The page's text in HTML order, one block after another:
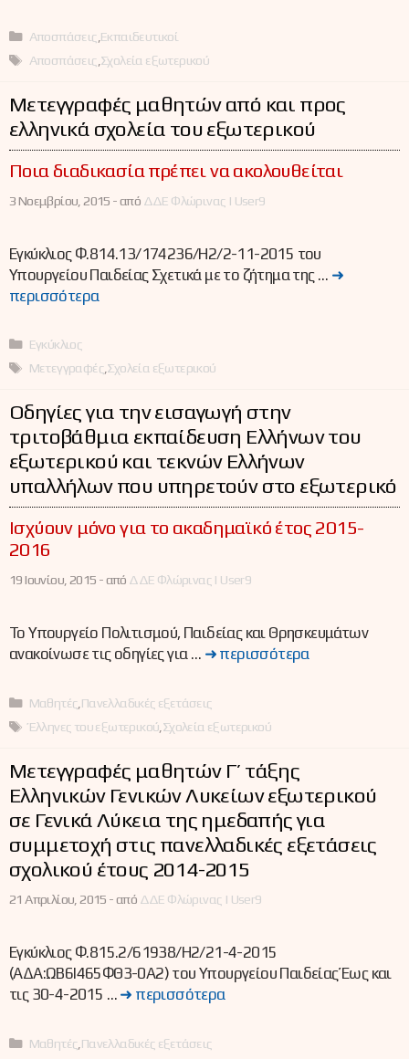
Κατηγορίες
Αποσπάσεις Εκπαιδευτικοί
Ετικέτες
Αποσπάσεις Σχολεία εξωτερικού
Μετεγγραφές μαθητών από και προς
ελληνικά σχολεία του εξωτερικού
Ποια διαδικασία πρέπει να ακολουθείται
3 Νοεμβρίου, 2015 -από ΔΔΕ Φλώρινας | User9
Εγκύκλιος Φ.814.13/174236/Η2/2-11-2015 του
Υπουργείου Παιδείας Σχετικά με το ζήτημα της … ➜
περισσότερα
Κατηγορίες
Εγκύκλιος
Ετικέτες
Μετεγγραφές Σχολεία εξωτερικού
Οδηγίες για την εισαγωγή στην
τριτοβάθμια εκπαίδευση Ελλήνων του
εξωτερικού και τεκνών Ελλήνων
υπαλλήλων που υπηρετούν στο εξωτερικό
Ισχύουν μόνο για το ακαδημαϊκό έτος 2015-
2016
19 Ιουνίου, 2015 -από ΔΔΕ Φλώρινας | User9
Το Υπουργείο Πολιτισμού, Παιδείας και Θρησκευμάτων
ανακοίνωσε τις οδηγίες για … ➜ περισσότερα
Κατηγορίες
Μαθητές Πανελλαδικές εξετάσεις
Ετικέτες
Έλληνες του εξωτερικού Σχολεία εξωτερικού
Mετεγγραφές μαθητών Γ’ τάξης
Ελληνικών Γενικών Λυκείων εξωτερικού
σε Γενικά Λύκεια της ημεδαπής για
συμμετοχή στις πανελλαδικές εξετάσεις
σχολικού έτους 2014-2015
21 Απριλίου, 2015 -από ΔΔΕ Φλώρινας | User9
Εγκύκλιος Φ.815.2/61938/Η2/21-4-2015
(ΑΔΑ:ΩΒ6Ι465ΦΘ3-0Α2) του Υπουργείου Παιδείας Έως και
τις 30-4-2015 … ➜ περισσότερα
Κατηγορίες
Μαθητές Πανελλαδικές εξετάσεις